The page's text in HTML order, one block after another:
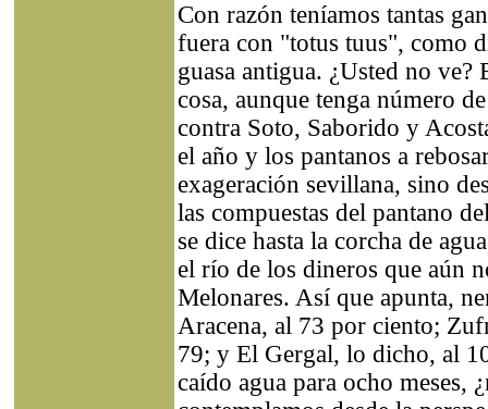
Con razón teníamos tantas
fuera con "totus tuus", como
guasa antigua. ¿Usted no ve?
cosa, aunque tenga número
contra Soto, Saborido y
el año y los pantanos a
exageración sevillana, sino
las compuestas del pantano
se dice hasta la corcha de
el río de los dineros que aún
Melonares. Así que apunta,
Aracena, al 73 por ciento;
79; y El Gergal, lo dicho, al
caído agua para ocho meses,